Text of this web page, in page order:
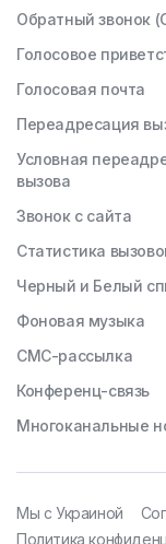
Обратный звонок
Голосовое
Голосовая почта
Переадресация
Условная
вызова
Звонок с сайта
Статистика
Черный и Белый
Фоновая музыка
СМС-рассылка
Конференц-связь
Многоканальные
Мы с Украиной
Политика